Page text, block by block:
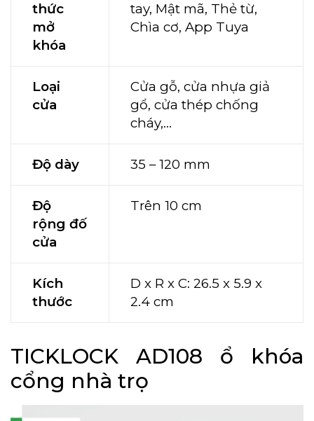
thức
mở
khóa
tay, Mật mã, Thẻ từ,
Chìa cơ, App Tuya
Loại
cửa
Cửa gỗ, cửa nhựa giả
gổ, cửa thép chống
cháy,…
Độ dày 35 – 120 mm
Độ
rộng đố
cửa
Trên 10 cm
Kích
thước
D x R x C: 26.5 x 5.9 x
2.4 cm
TICKLOCK AD108 ổ khóa
cổng nhà trọ